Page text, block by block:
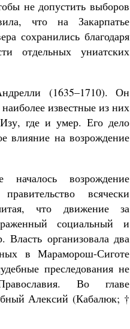
не допустить выборов
что на Закарпатье
сохранились благодаря
отдельных униатских
(1635–1710). Он
известные из них
где и умер. Его дело
влияние на возрождение
возрождение
всячески
что движение за
социальный и
Власть организовала два
в Мараморош-Сиготе
преследования не
Во главе
Алексий (Кабалюк; †